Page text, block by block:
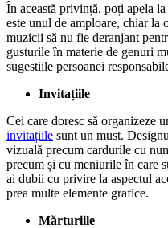
În această privință, poți apela
este unul de amploare, chiar la
muzicii să nu fie deranjant
gusturile în materie de genuri
sugestiile persoanei
Invitațiile
Cei care doresc să organizeze
invitațiile sunt un must.
vizuală precum cardurile cu
precum și cu meniurile în care
ai dubii cu privire la aspectul
prea multe elemente grafice.
Mărturiile